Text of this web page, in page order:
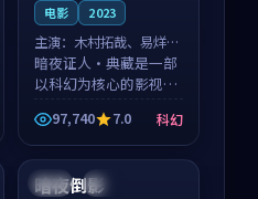
电影 2023
主演： 木村拓哉、易烊千
玺 等
暗夜证人·典藏是一部
以科幻为核心的影视作
品，围绕危机、反转与
人物成长展开，整体节
奏紧凑，值得推荐观
看。
97,740 7.0 科幻
英国 高分
暗夜倒影